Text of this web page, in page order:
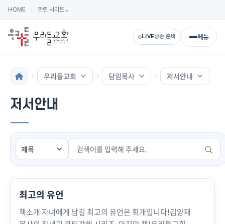
HOME 관련 사이트⌄
LIVE방송 준비 메뉴
우리들교회 담임목사 저서안내
저서안내
검색
최고의 유언
책소개 자녀에게 남길 최고의 유언은 회개입니다!김양재